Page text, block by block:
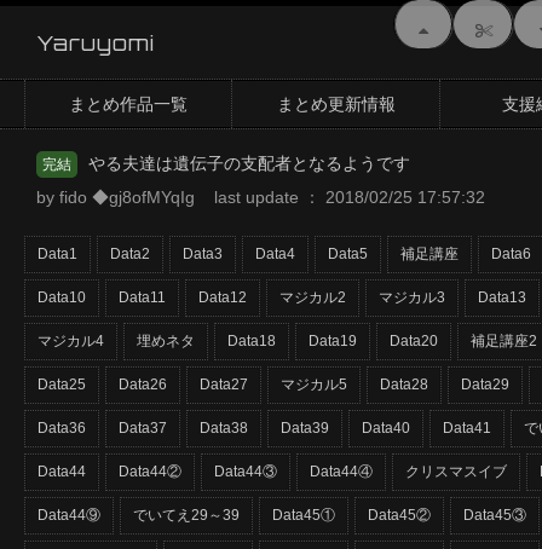
Yaruyomi
まとめ作品一覧 まとめ更新情報 支援
完結
やる夫達は遺伝子の支配者となるようです
by fido ◆gj8ofMYqIg last update ： 2018/02/25 17:57:32
Data1 Data2 Data3 Data4 Data5 補足講座 Data6
Data10 Data11 Data12 マジカル2 マジカル3 Data13
マジカル4 埋めネタ Data18 Data19 Data20 補足講座2
Data25 Data26 Data27 マジカル5 Data28 Data29
Data36 Data37 Data38 Data39 Data40 Data41
Data44 Data44② Data44③ Data44④ クリスマスイブ
Data44⑨ でいてえ29～39 Data45① Data45② Data45③